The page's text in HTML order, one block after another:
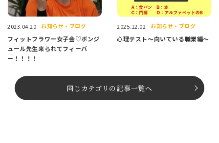
2023.04.20 お知らせ・ブログ
フィットフラワー女子会♡ボンジ
ュール先生来られてフィーバ
ー！！！！
2025.12.02 お知らせ・ブログ
心理テスト～向いている職業編～
同じカテゴリの記事⼀覧へ